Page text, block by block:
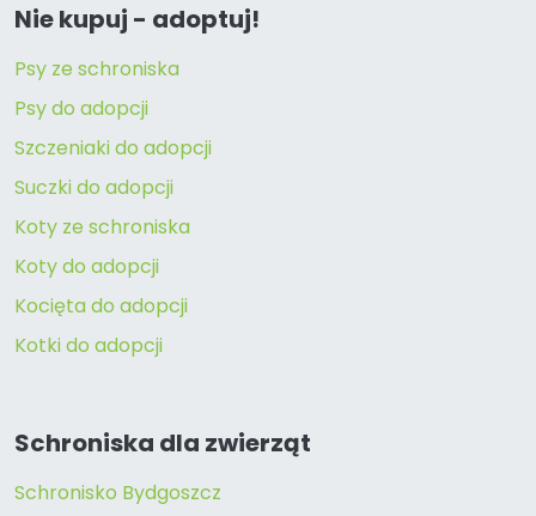
Nie kupuj - adoptuj!
Psy ze schroniska
Psy do adopcji
Szczeniaki do adopcji
Suczki do adopcji
Koty ze schroniska
Koty do adopcji
Kocięta do adopcji
Kotki do adopcji
Schroniska dla zwierząt
Schronisko Bydgoszcz